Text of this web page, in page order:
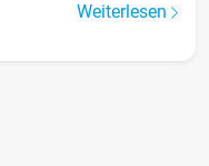
Weiterlesen